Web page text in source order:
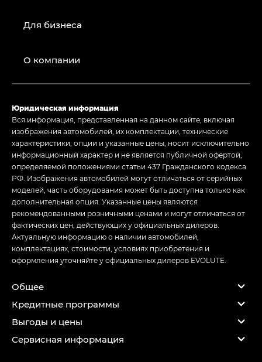
Для бизнеса
О компании
Юридическая информация
Вся информация, представленная на данном сайте, включая
изображения автомобилей, их комплектации, технические
характеристики, опции и указанные цены, носит исключительно
информационный характер и не является публичной офертой,
определяемой положениями статьи 437 Гражданского кодекса
РФ. Изображения автомобилей могут отличаться от серийных
моделей, часть оборудования может быть доступна только как
дополнительная опция. Указанные цены являются
рекомендованными розничными ценами и могут отличаться от
фактических цен, действующих у официальных дилеров.
Актуальную информацию о наличии автомобилей,
комплектациях, стоимости, условиях приобретения и
оформления уточняйте у официальных дилеров EVOLUTE.
Общее
Кредитные программы
Выгоды и цены
Сервисная информация